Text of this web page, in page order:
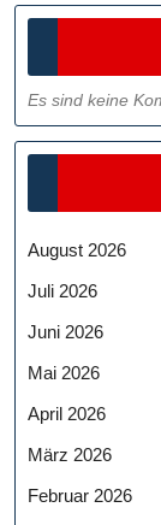
Es sind keine
August 2026
Juli 2026
Juni 2026
Mai 2026
April 2026
März 2026
Februar 2026